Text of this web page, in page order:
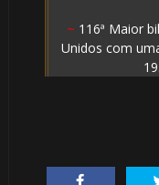
~ 116ª Maior
Unidos com